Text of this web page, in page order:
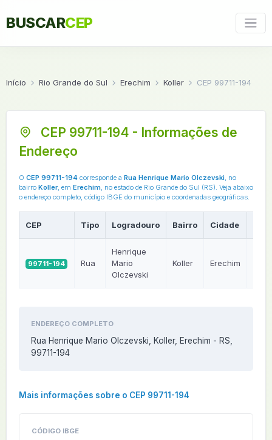
BUSCARCEP
Início Rio Grande do Sul Erechim Koller CEP 99711-194
CEP 99711-194 - Informações de
Endereço
O CEP 99711-194 corresponde a Rua Henrique Mario Olczevski, no
bairro Koller, em Erechim, no estado de Rio Grande do Sul (RS). Veja abaixo
o endereço completo, código IBGE do município e coordenadas geográficas.
CEP Tipo Logradouro Bairro Cidade
99711-194 Rua
Henrique
Mario
Olczevski
Koller Erechim
ENDEREÇO COMPLETO
Rua Henrique Mario Olczevski, Koller, Erechim - RS,
99711-194
Mais informações sobre o CEP 99711-194
CÓDIGO IBGE